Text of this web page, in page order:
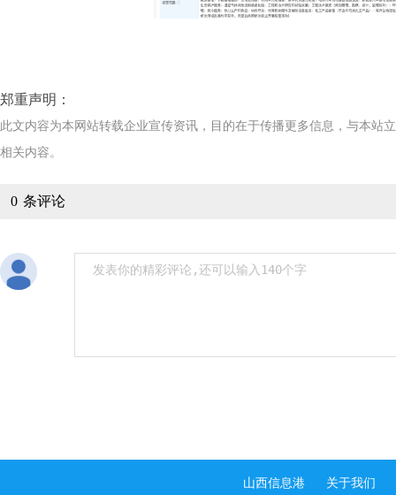
郑重声明：
此文内容为本网站转载企业宣传资讯，目的在于传播更多信息，与本站
相关内容。
0 条评论
山西信息港 关于我们